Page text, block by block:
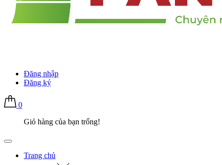
Đăng nhập
Đăng ký
0
Giỏ hàng của bạn trống!
Trang chủ